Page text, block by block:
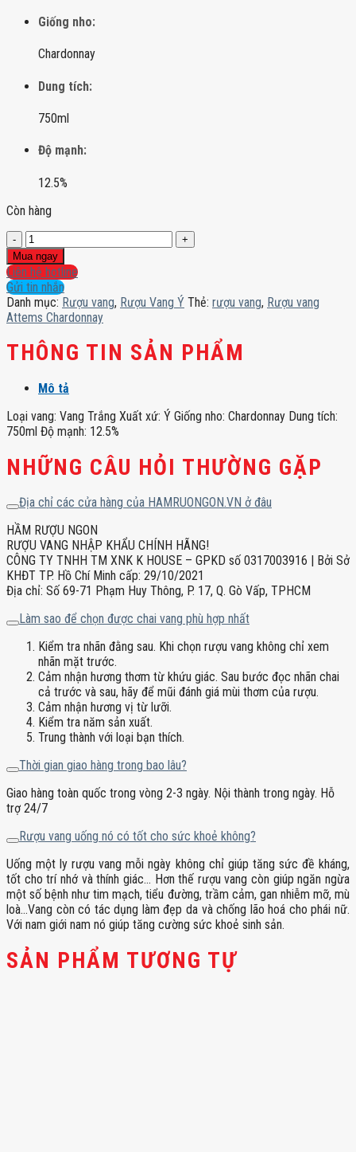
Giống nho:
Chardonnay
Dung tích:
750ml
Độ mạnh:
12.5%
Còn hàng
Rượu
vang
Attems
Chardonnay
số
lượng
Mua ngay
Liên hệ hotline
Gửi tin nhắn
Danh mục: Rượu vang, Rượu Vang Ý Thẻ: rượu vang, Rượu vang
Attems Chardonnay
THÔNG TIN SẢN PHẨM
Mô tả
Loại vang: Vang Trắng Xuất xứ: Ý Giống nho: Chardonnay Dung tích:
750ml Độ mạnh: 12.5%
NHỮNG CÂU HỎI THƯỜNG GẶP
Địa chỉ các cửa hàng của HAMRUONGON.VN ở đâu
HẦM RƯỢU NGON
RƯỢU VANG NHẬP KHẨU CHÍNH HÃNG!
CÔNG TY TNHH TM XNK K HOUSE – GPKD số 0317003916 | Bởi Sở
KHĐT TP. Hồ Chí Minh cấp: 29/10/2021
Địa chỉ: Số 69-71 Phạm Huy Thông, P. 17, Q. Gò Vấp, TPHCM
Làm sao để chọn được chai vang phù hợp nhất
Kiểm tra nhãn đằng sau. Khi chọn rượu vang không chỉ xem
nhãn mặt trước.
Cảm nhận hương thơm từ khứu giác. Sau bước đọc nhãn chai
cả trước và sau, hãy để mũi đánh giá mùi thơm của rượu.
Cảm nhận hương vị từ lưỡi.
Kiểm tra năm sản xuất.
Trung thành với loại bạn thích.
Thời gian giao hàng trong bao lâu?
Giao hàng toàn quốc trong vòng 2-3 ngày. Nội thành trong ngày. Hỗ
trợ 24/7
Rượu vang uống nó có tốt cho sức khoẻ không?
Uống một ly rượu vang mỗi ngày không chỉ giúp tăng sức đề kháng,
tốt cho trí nhớ và thính giác… Hơn thế rượu vang còn giúp ngăn ngừa
một số bệnh như tim mạch, tiểu đường, trầm cảm, gan nhiễm mỡ, mù
loà…Vang còn có tác dụng làm đẹp da và chống lão hoá cho phái nữ.
Với nam giới nam nó giúp tăng cường sức khoẻ sinh sản.
SẢN PHẨM TƯƠNG TỰ